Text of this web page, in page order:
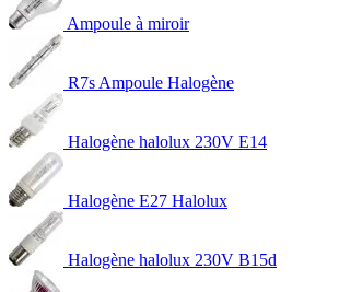
Ampoule à miroir
R7s Ampoule Halogène
Halogène halolux 230V E14
Halogène E27 Halolux
Halogène halolux 230V B15d